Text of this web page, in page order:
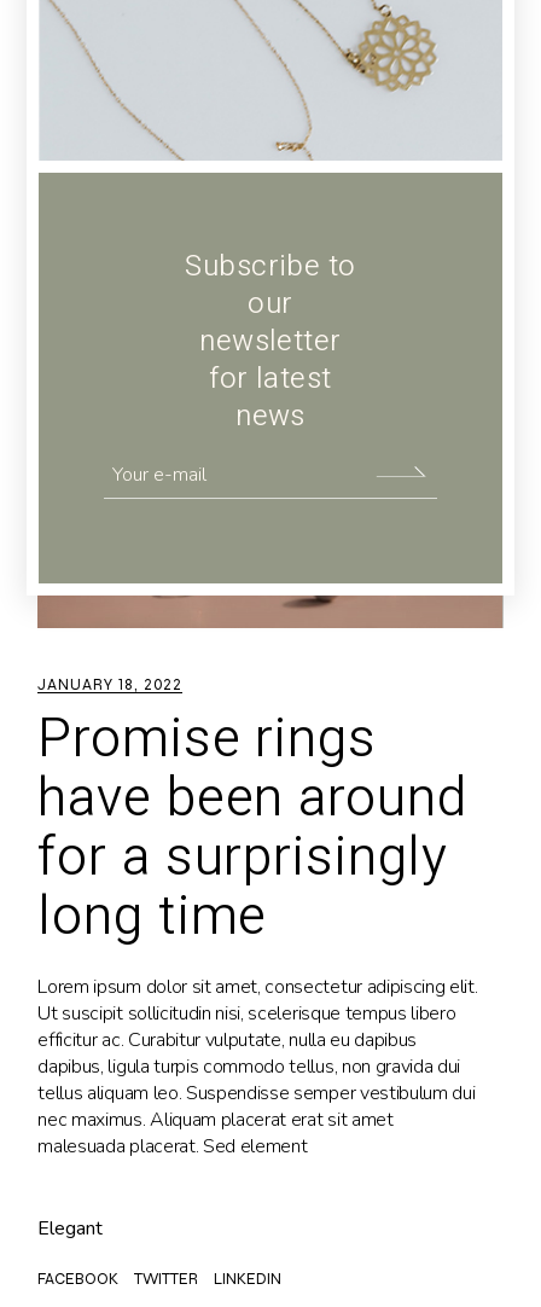
Subscribe to
our
newsletter
for latest
news
JEWELLER
JANUARY 18, 2022
Promise rings
have been around
for a surprisingly
long time
Lorem ipsum dolor sit amet, consectetur adipiscing elit.
Ut suscipit sollicitudin nisi, scelerisque tempus libero
efficitur ac. Curabitur vulputate, nulla eu dapibus
dapibus, ligula turpis commodo tellus, non gravida dui
tellus aliquam leo. Suspendisse semper vestibulum dui
nec maximus. Aliquam placerat erat sit amet
malesuada placerat. Sed element
Elegant
FACEBOOK TWITTER LINKEDIN